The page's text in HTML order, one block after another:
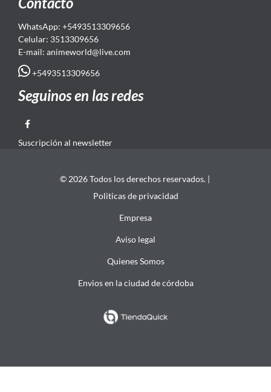
WhatsApp: +5493513309656
Celular: 3513309656
E-mail: animeworld@live.com
+5493513309656
Seguinos en las redes
Suscripción al newsletter
© 2026 Todos los derechos reservados. |
Politicas de privacidad
Empresa
Aviso legal
Quienes Somos
Envios en la ciudad de córdoba